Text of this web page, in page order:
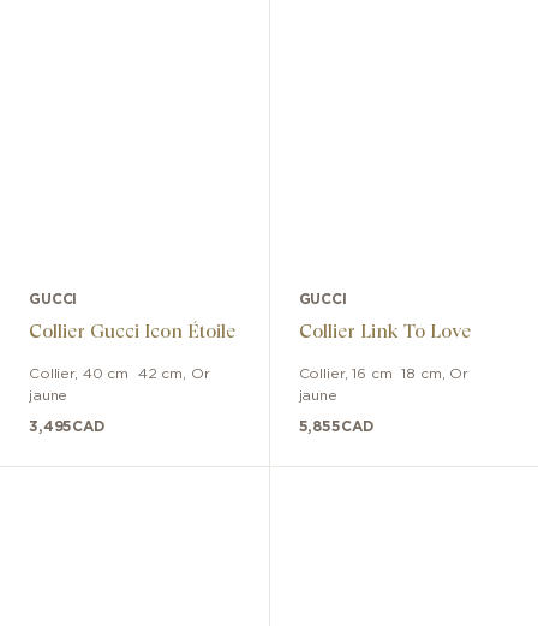
GUCCI
Collier Gucci Icon Étoile
Collier, 40 cm  42 cm
Or
jaune
3,495CAD
GUCCI
Collier Link To Love
Collier,16 cm  18 cm
Or
jaune
5,855CAD